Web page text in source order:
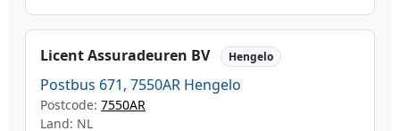
Licent Assuradeuren BV Hengelo
Postbus 671, 7550AR Hengelo
Postcode: 7550AR
Land: NL